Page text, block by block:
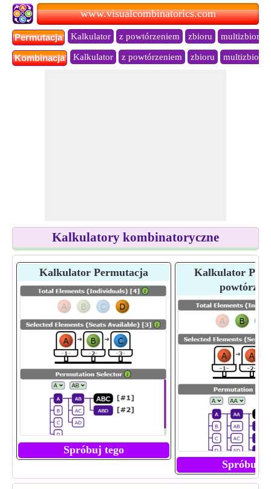
www.visualcombinatorics.com
Permutacja Kalkulator z powtórzeniem zbioru multizbioru
Kombinacja Kalkulator z powtórzeniem zbioru multizbioru
Kalkulatory kombinatoryczne
Kalkulator Permutacja
Spróbuj tego
Kalkulator
Spróbuj